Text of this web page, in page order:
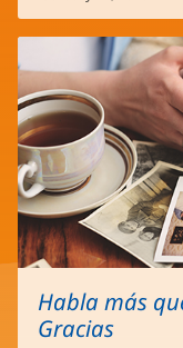
Habla más
Gracias